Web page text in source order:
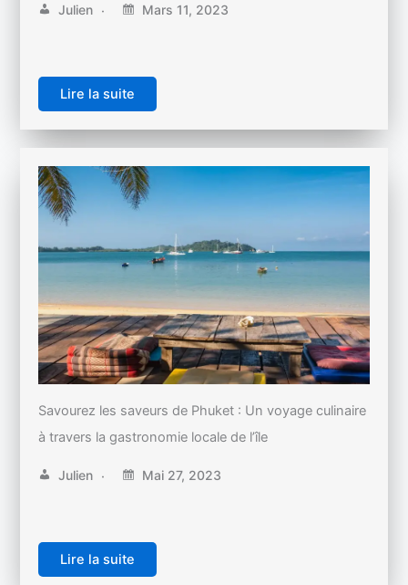
Julien Mars 11, 2023
Lire la suite
Savourez les saveurs de Phuket : Un voyage culinaire
à travers la gastronomie locale de l’île
Julien Mai 27, 2023
Lire la suite